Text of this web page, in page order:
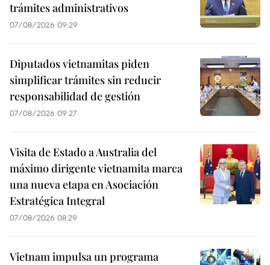
trámites administrativos
07/08/2026 09:29
Diputados vietnamitas piden
simplificar trámites sin reducir
responsabilidad de gestión
07/08/2026 09:27
Visita de Estado a Australia del
máximo dirigente vietnamita marca
una nueva etapa en Asociación
Estratégica Integral
07/08/2026 08:29
Vietnam impulsa un programa